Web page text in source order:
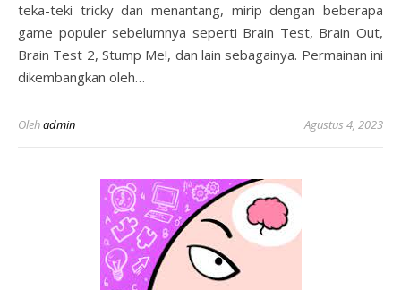
teka-teki tricky dan menantang, mirip dengan beberapa
game populer sebelumnya seperti Brain Test, Brain Out,
Brain Test 2, Stump Me!, dan lain sebagainya. Permainan ini
dikembangkan oleh…
Olehadmin Agustus 4, 2023